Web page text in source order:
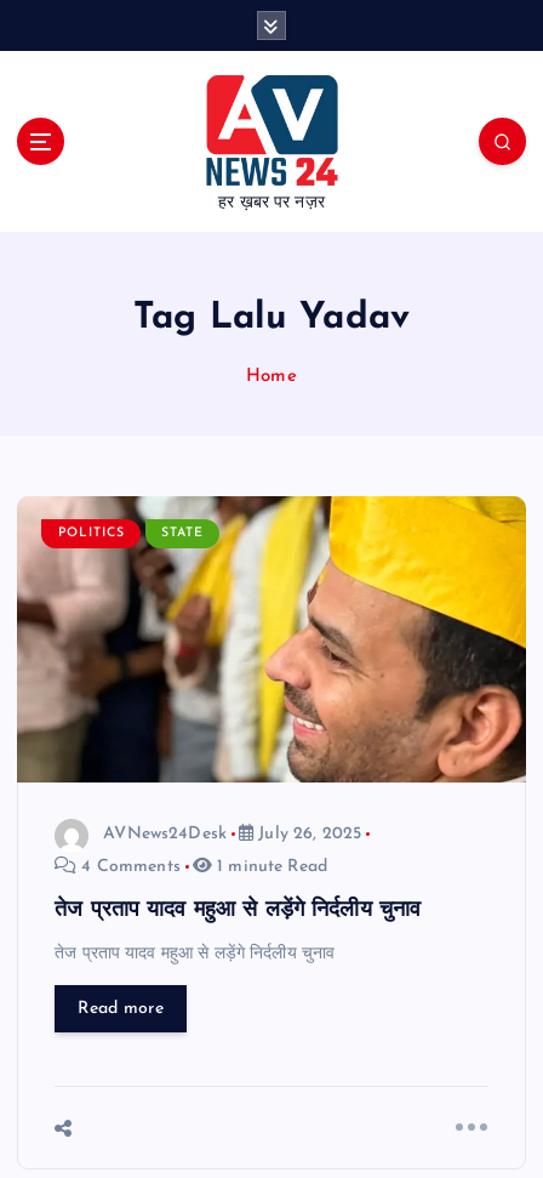
हर ख़बर पर नज़र
Tag Lalu Yadav
Home
POLITICS STATE
AVNews24Desk
July 26, 2025
4 Comments
1 minute Read
तेज प्रताप यादव महुआ से लड़ेंगे निर्दलीय चुनाव
तेज प्रताप यादव महुआ से लड़ेंगे निर्दलीय चुनाव
Read more